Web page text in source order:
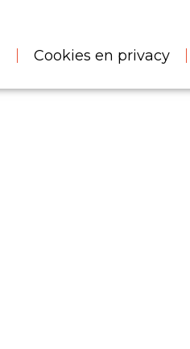
Cookies en privacy